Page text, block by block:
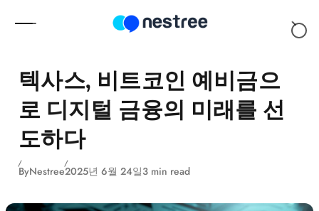
텍사스, 비트코인 예비금으
로 디지털 금융의 미래를 선
도하다
ByNestree2025년 6월 24일3 min read